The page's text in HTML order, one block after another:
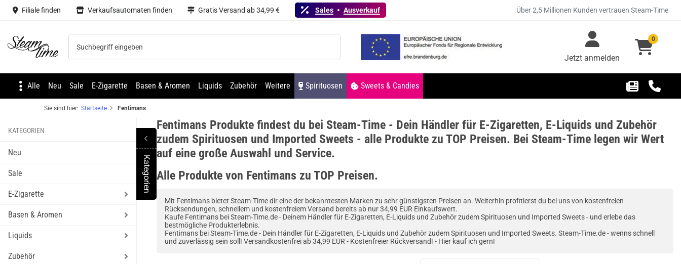
Filiale finden Verkaufsautomaten finden Gratis Versand ab 34,99 € Sales Ausverkauf Über 2,5 Millionen Kunden vertrauen Steam-Time
Steam time Jetzt anmelden
0
Alle Neu Sale E-Zigarette Basen & Aromen Liquids Zubehör Weitere Spirituosen Sweets & Candies
Sie sind hier: Startseite Fentimans
KategorienToggle Menu
KATEGORIEN
Neu
Sale
E-Zigarette
Basen & Aromen
Liquids
Zubehör
Fentimans Produkte findest du bei Steam-Time - Dein Händler für E-Zigaretten, E-Liquids und Zubehör
zudem Spirituosen und Imported Sweets - alle Produkte zu TOP Preisen. Bei Steam-Time legen wir Wert
auf eine große Auswahl und Service.
Alle Produkte von Fentimans zu TOP Preisen.
Mit Fentimans bietet Steam-Time dir eine der bekanntesten Marken zu sehr günstigsten Preisen an. Weiterhin profitierst du bei uns von kostenfreien
Rücksendungen, schnellem und kostenfreiem Versand bereits ab nur 34,99 EUR Einkaufswert.
Kaufe Fentimans bei Steam-Time.de - Deinem Händler für E-Zigaretten, E-Liquids und Zubehör zudem Spirituosen und Imported Sweets - und erlebe das
bestmögliche Produkterlebnis.
Fentimans bei Steam-Time.de - Dein Händler für E-Zigaretten, E-Liquids und Zubehör zudem Spirituosen und Imported Sweets. Steam-Time.de - wenns schnell
und zuverlässig sein soll! Versandkostenfrei ab 34,99 EUR - Kostenfreier Rückversand! - Hier kauf ich gern!